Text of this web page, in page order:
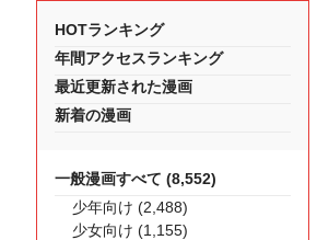
HOTランキング
年間アクセスランキング
最近更新された漫画
新着の漫画
一般漫画すべて (8,552)
少年向け (2,488)
少女向け (1,155)